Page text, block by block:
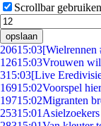
Scrollbar gebruiken
opslaan
20615:03[Wielrennen
12615:03Vrouwen
315:03[Live
16915:02Voorspel
19715:02Migranten
25315:01